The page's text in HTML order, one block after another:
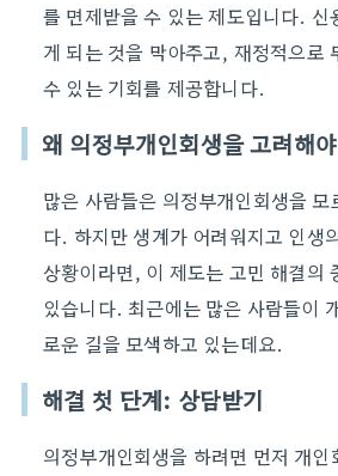
를 면제받을 수 있는 제도입니다. 신
게 되는 것을 막아주고, 재정적으로
수 있는 기회를 제공합니다.
왜 의정부개인회생을 고려해
많은 사람들은 의정부개인회생을 모
다. 하지만 생계가 어려워지고 인생
상황이라면, 이 제도는 고민 해결의
있습니다. 최근에는 많은 사람들이
로운 길을 모색하고 있는데요.
해결 첫 단계: 상담받기
의정부개인회생을 하려면 먼저 개